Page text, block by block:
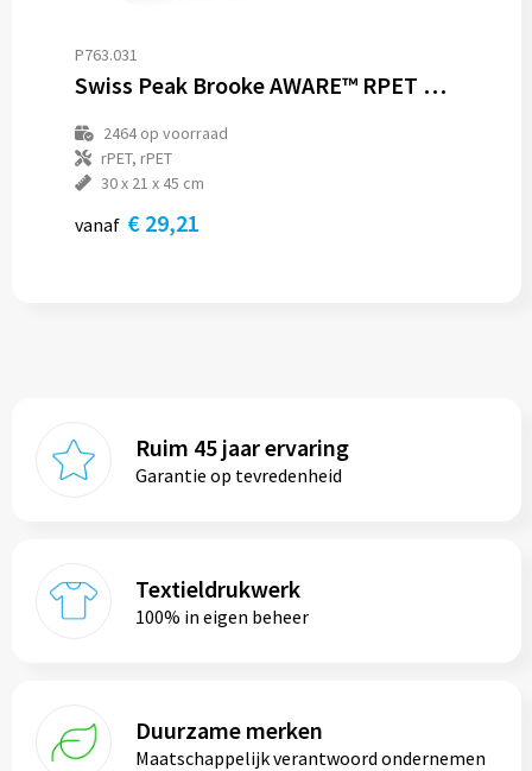
P763.031
Swiss Peak Brooke AWARE™ RPET daily 15.6" laptop rugzak
2464op voorraad
rPET, rPET
30 x 21 x 45 cm
vanaf € 29,21
Ruim 45 jaar ervaring
Garantie op tevredenheid
Textieldrukwerk
100% in eigen beheer
Duurzame merken
Maatschappelijk verantwoord ondernemen